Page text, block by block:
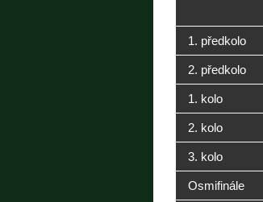
1. předkolo
2. předkolo
1. kolo
2. kolo
3. kolo
Osmifinále